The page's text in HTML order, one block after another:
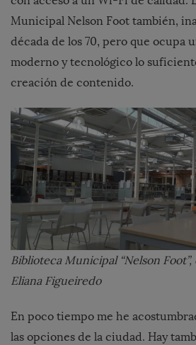
Municipal Nelson Foot también,
década de los 70, pero que ocupa
moderno y tecnológico lo
creación de contenido.
Biblioteca Municipal “Nelson
Eliana Figueiredo
En poco tiempo me he
las opciones de la ciudad. Hay